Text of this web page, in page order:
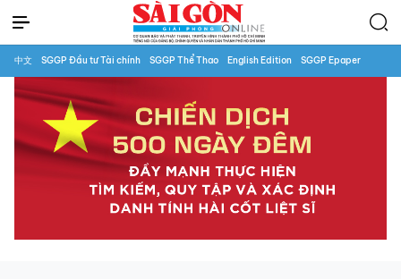
中文 SGGP Đầu tư Tài chính SGGP Thể Thao English Edition SGGP Epaper